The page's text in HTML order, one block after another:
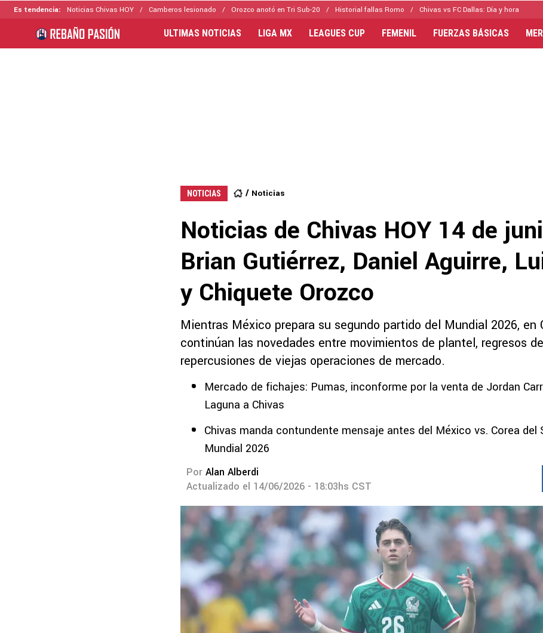
Es tendencia: Noticias Chivas HOY Camberos lesionado Orozco anotó en Tri Sub-20 Historial fallas Romo Chivas vs FC Dallas: Día y hora
ULTIMAS NOTICIAS LIGA MX LEAGUES CUP FEMENIL FUERZAS BÁSICAS
NOTICIAS Noticias
Noticias de Chivas HOY 14 de
Brian Gutiérrez, Daniel Aguirre,
y Chiquete Orozco
Mientras México prepara su segundo partido del Mundial 2026, en
continúan las novedades entre movimientos de plantel, regresos
repercusiones de viejas operaciones de mercado.
Mercado de fichajes: Pumas, inconforme por la venta de Jordan
Laguna a Chivas
Chivas manda contundente mensaje antes del México vs. Corea del
Mundial 2026
Por Alan Alberdi
Actualizado el 14/06/2026 - 18:03hs CST